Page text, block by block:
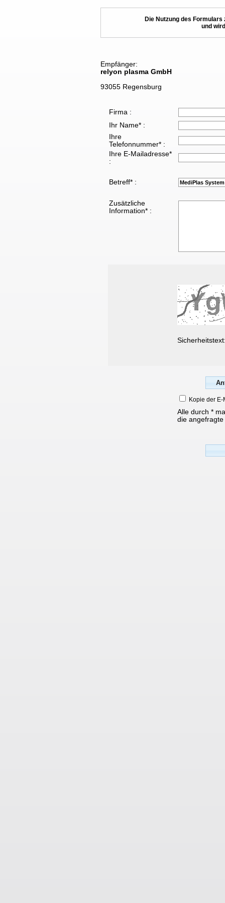
Die Nutzung des
und
Empfänger:
relyon plasma GmbH
93055 Regensburg
Firma :
Ihr Name* :
Ihre
Telefonnummer* :
Ihre E-Mailadresse*
:
Betreff* :
Zusätzliche
Information* :
Kopie der
Alle durch *
die